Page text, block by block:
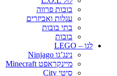
בובות פרווה
עגלות ואביזרים
בתי בובות
בובות
לגו – LEGO
נינג’גו Ninjago
מיינקראפט Minecraft
סיטי City